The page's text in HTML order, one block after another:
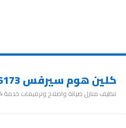
كلين هوم سيرفس 0543626173
تنظيف منازل صيانة واصلاح وترميمات خدمة 24 ساعة عمالة مميزة